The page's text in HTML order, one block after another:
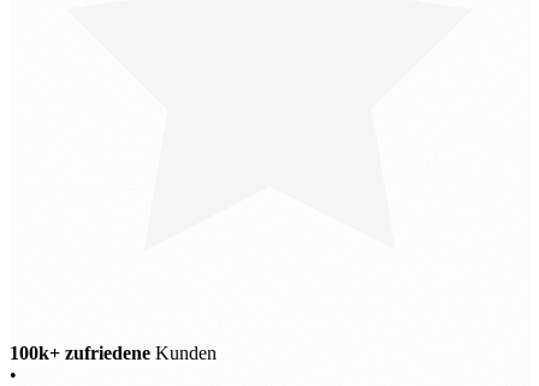
100k+ zufriedene Kunden
•